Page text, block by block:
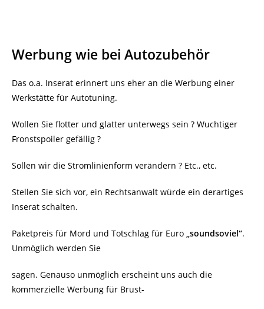
Werbung wie bei Autozubehör
Das o.a. Inserat erinnert uns eher an die Werbung einer
Werkstätte für Autotuning.
Wollen Sie flotter und glatter unterwegs sein ? Wuchtiger
Fronstspoiler gefällig ?
Sollen wir die Stromlinienform verändern ? Etc., etc.
Stellen Sie sich vor, ein Rechtsanwalt würde ein derartiges
Inserat schalten.
Paketpreis für Mord und Totschlag für Euro „soundsoviel“.
Unmöglich werden Sie
sagen. Genauso unmöglich erscheint uns auch die
kommerzielle Werbung für Brust-